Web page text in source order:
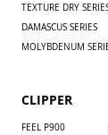
TEXTURE DRY
DAMASCUS SERIES
MOLYBDENUM
CLIPPER
FEEL P900